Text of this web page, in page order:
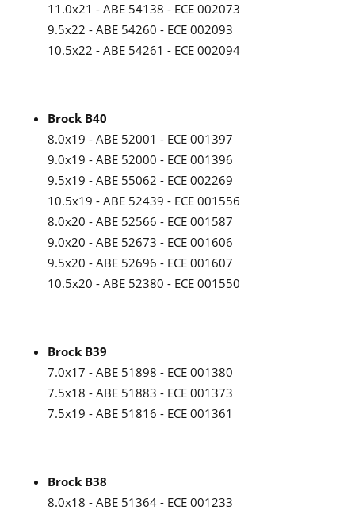
11.0x21 - ABE 54138 - ECE 002073
9.5x22 - ABE 54260 - ECE 002093
10.5x22 - ABE 54261 - ECE 002094
Brock B40
8.0x19 - ABE 52001 - ECE 001397
9.0x19 - ABE 52000 - ECE 001396
9.5x19 - ABE 55062 - ECE 002269
10.5x19 - ABE 52439 - ECE 001556
8.0x20 - ABE 52566 - ECE 001587
9.0x20 - ABE 52673 - ECE 001606
9.5x20 - ABE 52696 - ECE 001607
10.5x20 - ABE 52380 - ECE 001550
Brock B39
7.0x17 - ABE 51898 - ECE 001380
7.5x18 - ABE 51883 - ECE 001373
7.5x19 - ABE 51816 - ECE 001361
Brock B38
8.0x18 - ABE 51364 - ECE 001233